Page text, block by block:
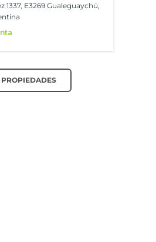
1337, E3269 Gualeguaychú,
PROPIEDADES